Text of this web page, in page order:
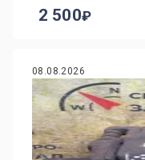
2 500
08.08.2026